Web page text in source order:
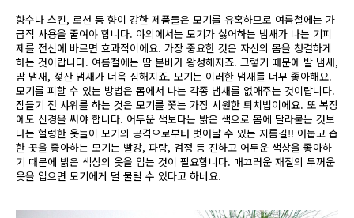
향수나 스킨, 로션 등 향이 강한 제품들은 모기를 유혹하므로 여름철에는 가
급적 사용을 줄여야 합니다. 야외에서는 모기가 싫어하는 냄새가 나는 기피
제를 전신에 바르면 효과적이에요. 가장 중요한 것은 자신의 몸을 청결하게
하는 것이랍니다. 여름철에는 땀 분비가 왕성해지죠. 그렇기 때문에 발 냄새,
땀 냄새, 젖산 냄새가 더욱 심해지죠. 모기는 이러한 냄새를 너무 좋아해요.
모기를 피할 수 있는 방법은 몸에서 나는 각종 냄새를 없애주는 것이랍니다.
잠들기 전 샤워를 하는 것은 모기를 쫓는 가장 시원한 퇴치법이에요. 또 복장
에도 신경을 써야 합니다. 어두운 색보다는 밝은 색으로 몸에 달라붙는 것보
다는 헐렁한 옷들이 모기의 공격으로부터 벗어날 수 있는 지름길!! 어둡고 습
한 곳을 좋아하는 모기는 빨강, 파랑, 검정 등 진하고 어두운 색상을 좋아하
기 때문에 밝은 색상의 옷을 입는 것이 필요합니다. 매끄러운 재질의 두꺼운
옷을 입으면 모기에게 덜 물릴 수 있다고 하네요.